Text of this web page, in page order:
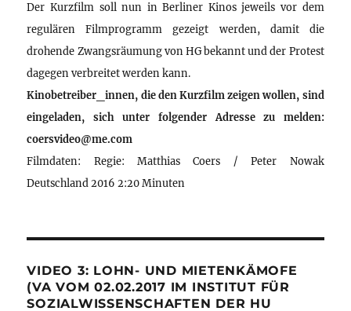
Der Kurzfilm soll nun in Berliner Kinos jeweils vor dem
regulären Filmprogramm gezeigt werden, damit die
drohende Zwangsräumung von HG bekannt und der Protest
dagegen verbreitet werden kann.
Kinobetreiber_innen, die den Kurzfilm zeigen wollen, sind
eingeladen, sich unter folgender Adresse zu melden:
coersvideo@me.com
Filmdaten: Regie: Matthias Coers / Peter Nowak
Deutschland 2016 2:20 Minuten
VIDEO 3: LOHN- UND MIETENKÄMOFE
(VA VOM 02.02.2017 IM INSTITUT FÜR
SOZIALWISSENSCHAFTEN DER HU